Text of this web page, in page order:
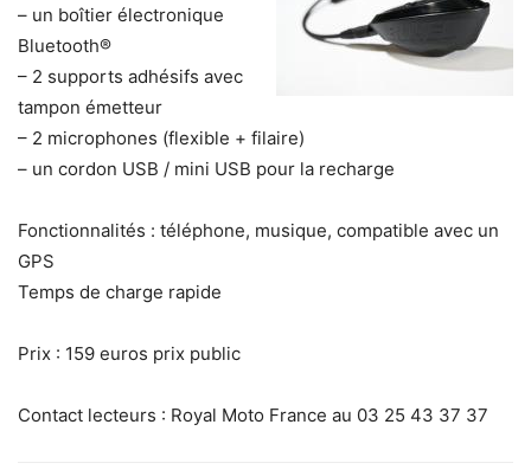
– un boîtier électronique
Bluetooth®
– 2 supports adhésifs avec
tampon émetteur
– 2 microphones (flexible + filaire)
– un cordon USB / mini USB pour la recharge
Fonctionnalités : téléphone, musique, compatible avec un
GPS
Temps de charge rapide
Prix : 159 euros prix public
Contact lecteurs : Royal Moto France au 03 25 43 37 37